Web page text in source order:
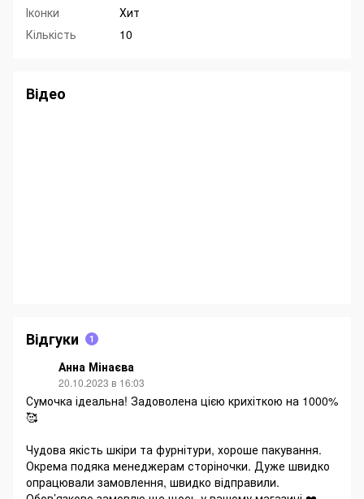
Іконки
Хит
Кількість
10
Відео
Відгуки 1
Анна Мінаєва
20.10.2023 в 16:03
Сумочка ідеальна! Задоволена цією крихіткою на 1000%
🥰
Чудова якість шкіри та фурнітури, хороше пакування.
Окрема подяка менеджерам сторіночки. Дуже швидко
опрацювали замовлення, швидко відправили.